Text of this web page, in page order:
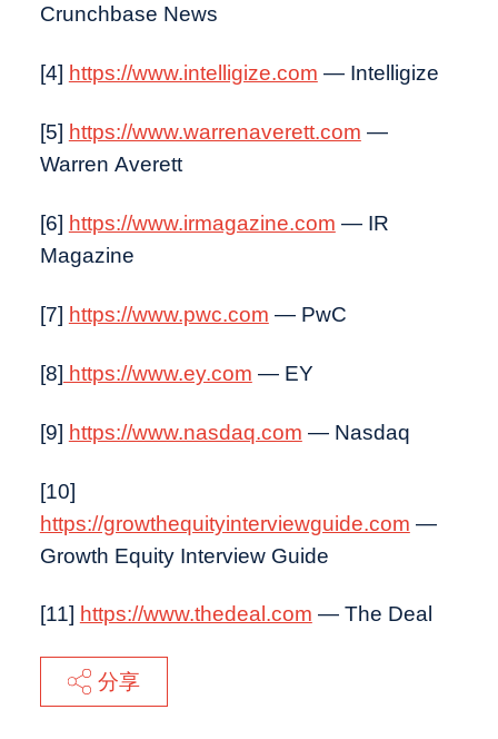
Crunchbase News
[4] https://www.intelligize.com — Intelligize
[5] https://www.warrenaverett.com —
Warren Averett
[6] https://www.irmagazine.com — IR
Magazine
[7] https://www.pwc.com — PwC
[8] https://www.ey.com — EY
[9] https://www.nasdaq.com — Nasdaq
[10]
https://growthequityinterviewguide.com —
Growth Equity Interview Guide
[11] https://www.thedeal.com — The Deal
分享